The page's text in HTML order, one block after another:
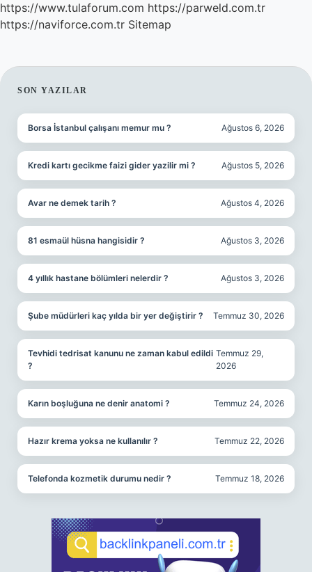
https://www.tulaforum.com https://parweld.com.tr
https://naviforce.com.tr Sitemap
SIDEBAR
SON YAZILAR
Borsa İstanbul çalışanı memur mu ? Ağustos 6, 2026
Kredi kartı gecikme faizi gider yazilir mi ? Ağustos 5, 2026
Avar ne demek tarih ? Ağustos 4, 2026
81 esmaül hüsna hangisidir ? Ağustos 3, 2026
4 yıllık hastane bölümleri nelerdir ? Ağustos 3, 2026
Şube müdürleri kaç yılda bir yer değiştirir ? Temmuz 30, 2026
Tevhidi tedrisat kanunu ne zaman kabul edildi
?
Temmuz 29,
2026
Karın boşluğuna ne denir anatomi ? Temmuz 24, 2026
Hazır krema yoksa ne kullanılır ? Temmuz 22, 2026
Telefonda kozmetik durumu nedir ? Temmuz 18, 2026